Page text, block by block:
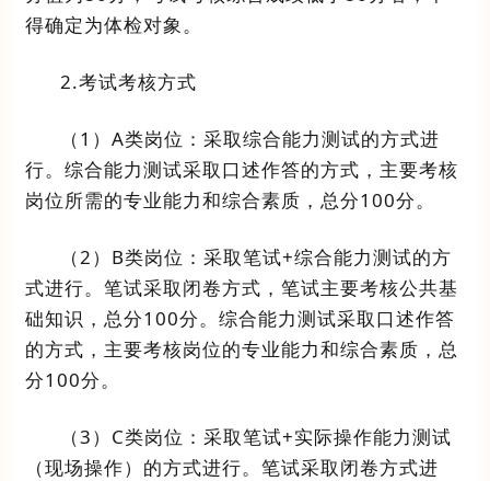
得确定为体检对象。
2.考试考核方式
（1 ） A类岗位：采取综合能力测试的方式进
行。 综合能力测试采取口述作答的方式，主要考核
岗位所需的专业能力和综合素质，总分100分。
（2） B类岗位 ：采取笔试+综合能力测试的方
式进行。笔试采取闭卷方式，笔试主要考核公共基
础知识，总分100分。综合能力测试采取口述作答
的方式，主要考核岗位的专业能力和综合素质，总
分100分。
（3） C类岗位 ：采取笔试+实际操作能力测试
（现场操作）的方式进行。笔试采取闭卷方式进